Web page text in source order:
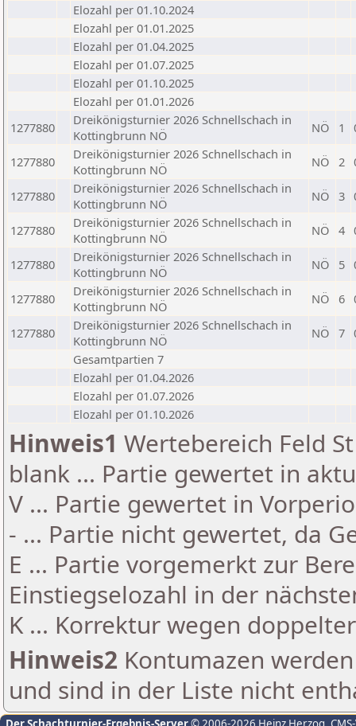
Elozahl per 01.10.2024
Elozahl per 01.01.2025
Elozahl per 01.04.2025
Elozahl per 01.07.2025
Elozahl per 01.10.2025
Elozahl per 01.01.2026
1277880
Dreikönigsturnier 2026 Schnellschach in
Kottingbrunn NÖ
NÖ 1
1277880
Dreikönigsturnier 2026 Schnellschach in
Kottingbrunn NÖ
NÖ 2
1277880
Dreikönigsturnier 2026 Schnellschach in
Kottingbrunn NÖ
NÖ 3
1277880
Dreikönigsturnier 2026 Schnellschach in
Kottingbrunn NÖ
NÖ 4
1277880
Dreikönigsturnier 2026 Schnellschach in
Kottingbrunn NÖ
NÖ 5
1277880
Dreikönigsturnier 2026 Schnellschach in
Kottingbrunn NÖ
NÖ 6
1277880
Dreikönigsturnier 2026 Schnellschach in
Kottingbrunn NÖ
NÖ 7
Gesamtpartien 7
Elozahl per 01.04.2026
Elozahl per 01.07.2026
Elozahl per 01.10.2026
Hinweis1 Wertebereich Feld
blank ... Partie gewertet in
V ... Partie gewertet in
- ... Partie nicht gewertet, da
E ... Partie vorgemerkt zur
Einstiegselozahl in der
K ... Korrektur wegen
Hinweis2 Kontumazen
und sind in der Liste nicht